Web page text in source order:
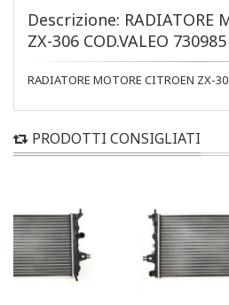
Descrizione: RADIATORE
ZX-306 COD.VALEO 730985
RADIATORE MOTORE CITROEN ZX-
PRODOTTI CONSIGLIATI